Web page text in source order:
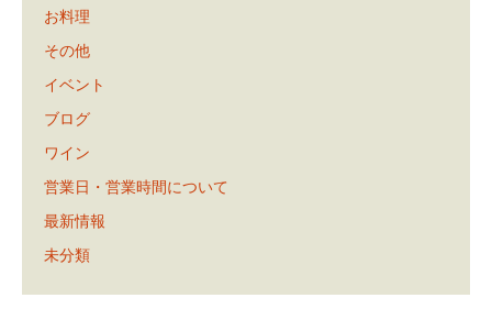
お料理
その他
イベント
ブログ
ワイン
営業日・営業時間について
最新情報
未分類